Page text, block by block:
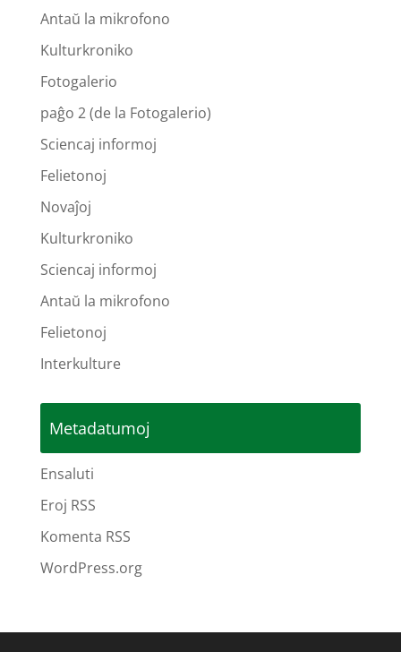
Antaŭ la mikrofono
Kulturkroniko
Fotogalerio
paĝo 2 (de la Fotogalerio)
Sciencaj informoj
Felietonoj
Novaĵoj
Kulturkroniko
Sciencaj informoj
Antaŭ la mikrofono
Felietonoj
Interkulture
Metadatumoj
Ensaluti
Eroj RSS
Komenta RSS
WordPress.org